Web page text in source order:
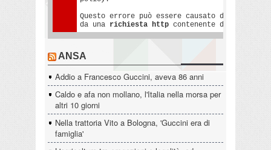
ANSA
Addio a Francesco Guccini, aveva 86 anni
Caldo e afa non mollano, l'Italia nella morsa per
altri 10 giorni
Nella trattoria Vito a Bologna, 'Guccini era di
famiglia'